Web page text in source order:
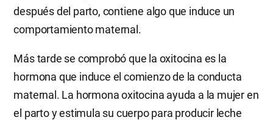
después del parto, contiene algo que induce un
comportamiento maternal.
Más tarde se comprobó que la oxitocina es la
hormona que induce el comienzo de la conducta
maternal. La hormona oxitocina ayuda a la mujer en
el parto y estimula su cuerpo para producir leche